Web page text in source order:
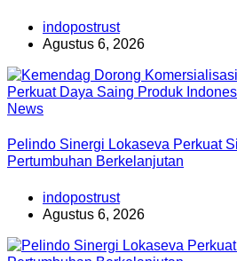
indopostrust
Agustus 6, 2026
News
Pelindo Sinergi Lokaseva Perkuat
Pertumbuhan Berkelanjutan
indopostrust
Agustus 6, 2026